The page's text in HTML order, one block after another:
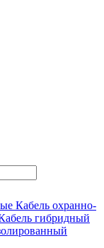
Кабель охранно-
гибридный